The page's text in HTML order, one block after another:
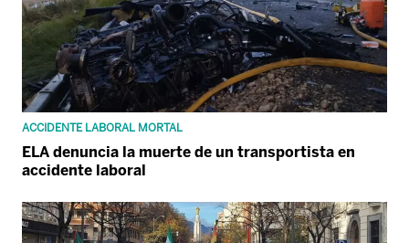
ACCIDENTE LABORAL MORTAL
ELA denuncia la muerte de un transportista en
accidente laboral